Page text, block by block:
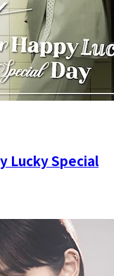
Lucky Special